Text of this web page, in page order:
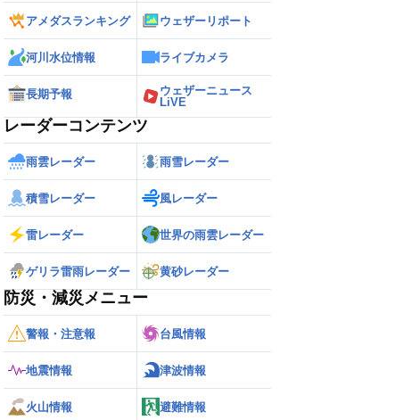
アメダスランキング ウェザーリポート
河川水位情報 ライブカメラ
長期予報
ウェザーニュース
LiVE
レーダーコンテンツ
雨雲レーダー 雨雪レーダー
積雪レーダー 風レーダー
雷レーダー 世界の雨雲レーダー
ゲリラ雷雨レーダー 黄砂レーダー
防災・減災メニュー
警報・注意報 台風情報
地震情報 津波情報
火山情報 避難情報